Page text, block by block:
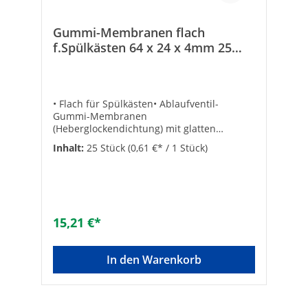
Gummi-Membranen flach
f.Spülkästen 64 x 24 x 4mm 25
• Flach für Spülkästen• Ablaufventil-
Gummi-Membranen
(Heberglockendichtung) mit glatten
4Außen-ø [mm]: 64Abmessungen: 24 x 64 x
SCHWALBArt der Dichtung:
MembranAusführung: FlachdichtringFarbe:
64Innendurchmesser [mm]: 24Stärke [mm]:
4Material: GummiFarbe: schwarz
Inhalt: 25 Stück (0,61 €* / 1 Stück)
15,21 €*
In den Warenkorb